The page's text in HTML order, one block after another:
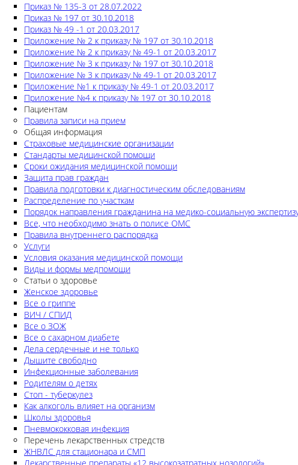
Приказ № 135-3 от 28.07.2022
Приказ № 197 от 30.10.2018
Приказ № 49 -1 от 20.03.2017
Приложение № 2 к приказу № 197 от 30.10.2018
Приложение № 2 к приказу № 49-1 от 20.03.2017
Приложение № 3 к приказу № 197 от 30.10.2018
Приложение № 3 к приказу № 49-1 от 20.03.2017
Приложение №1 к приказу № 49-1 от 20.03.2017
Приложение №4 к приказу № 197 от 30.10.2018
Пациентам
Правила записи на прием
Общая информация
Страховые медицинские организации
Стандарты медицинской помощи
Сроки ожидания медицинской помощи
Защита прав граждан
Правила подготовки к диагностическим обследованиям
Распределение по участкам
Порядок направления гражданина на медико-социальную
Все, что необходимо знать о полисе ОМС
Правила внутреннего распорядка
Услуги
Условия оказания медицинской помощи
Виды и формы медпомощи
Статьи о здоровье
Женское здоровье
Все о гриппе
ВИЧ / СПИД
Все о ЗОЖ
Все о сахарном диабете
Дела сердечные и не только
Дышите свободно
Инфекционные заболевания
Родителям о детях
Стоп - туберкулез
Как алкоголь влияет на организм
Школы здоровья
Пневмококковая инфекция
Перечень лекарственных стредств
ЖНВЛС для стационара и СМП